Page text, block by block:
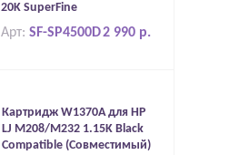
20K SuperFine
2 990 р.
Арт:SF-SP4500D
Картридж W1370A для HP
LJ M208/M232 1.15K Black
Compatible (Совместимый)